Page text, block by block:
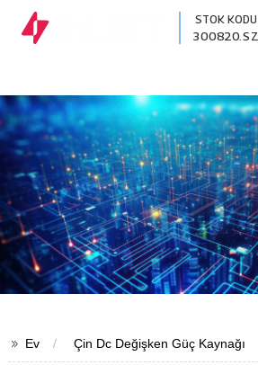
STOK KODU
300820.SZ
>> Ev Çin Dc Değişken Güç Kaynağı